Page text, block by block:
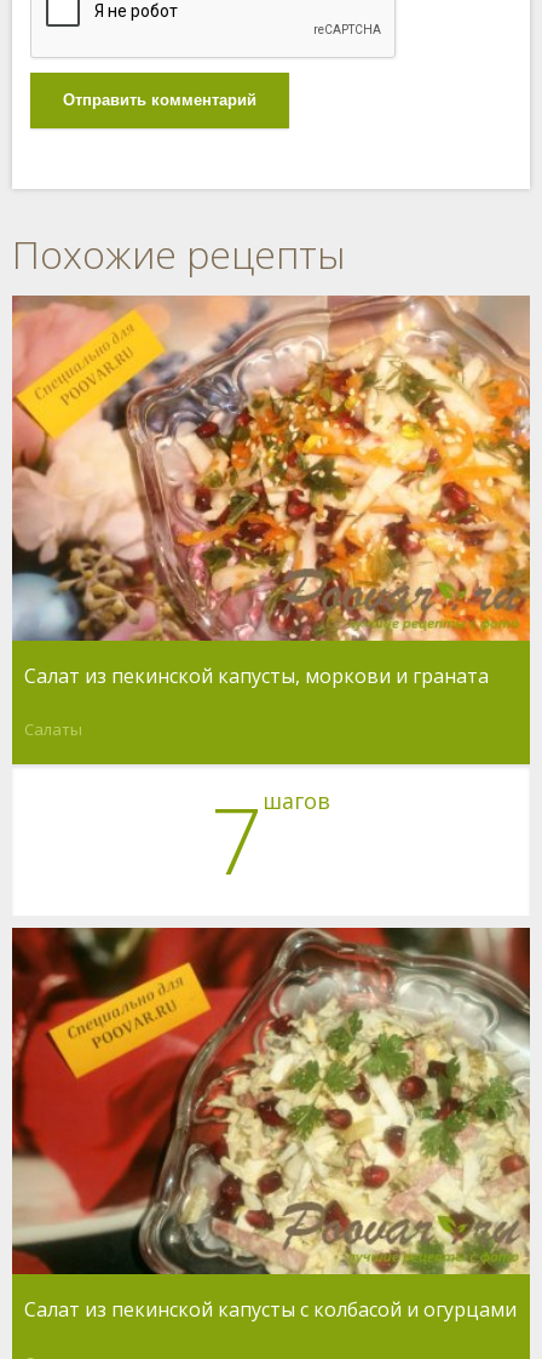
Отправить комментарий
Похожие рецепты
Салат из пекинской капусты, моркови и граната
Салаты
7 шагов
Салат из пекинской капусты с колбасой и огурцами